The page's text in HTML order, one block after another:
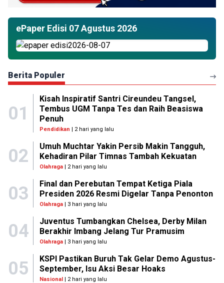
ePaper Edisi 07 Agustus 2026
Berita Populer
01
Kisah Inspiratif Santri Cireundeu Tangsel,
Tembus UGM Tanpa Tes dan Raih Beasiswa
Penuh
Pendidikan | 2 hari yang lalu
02
Umuh Muchtar Yakin Persib Makin Tangguh,
Kehadiran Pilar Timnas Tambah Kekuatan
Olahraga| 2 hari yang lalu
03
Final dan Perebutan Tempat Ketiga Piala
Presiden 2026 Resmi Digelar Tanpa Penonton
Olahraga| 3 hari yang lalu
04
Juventus Tumbangkan Chelsea, Derby Milan
Berakhir Imbang Jelang Tur Pramusim
Olahraga| 3 hari yang lalu
05
KSPI Pastikan Buruh Tak Gelar Demo Agustus-
September, Isu Aksi Besar Hoaks
Nasional| 2 hari yang lalu